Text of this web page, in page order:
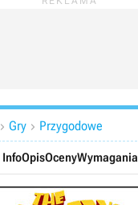
 Gry  Przygodowe
InfoOpisOcenyWymagania